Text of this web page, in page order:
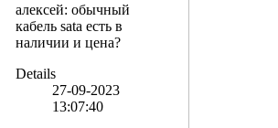
алексей: обычный
кабель sata есть в
наличии и цена?
Details
27-09-2023
13:07:40